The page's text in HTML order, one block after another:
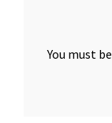
You must be